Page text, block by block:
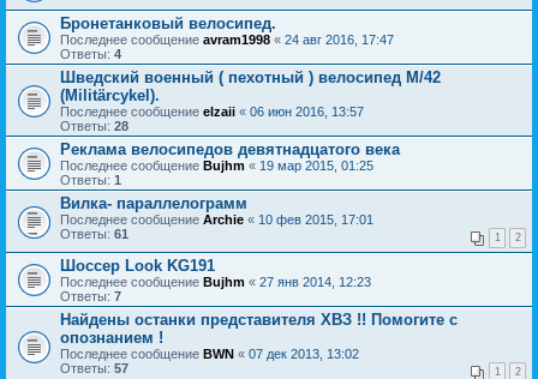
Бронетанковый велосипед.
Последнее сообщение avram1998 « 24 авг 2016, 17:47
Ответы: 4
Шведский военный ( пехотный ) велосипед M/42
(Militärcykel).
Последнее сообщение elzaii « 06 июн 2016, 13:57
Ответы: 28
Реклама велосипедов девятнадцатого века
Последнее сообщение Bujhm « 19 мар 2015, 01:25
Ответы: 1
Вилка- параллелограмм
Последнее сообщение Archie « 10 фев 2015, 17:01
Ответы: 61 1 2
Шоссер Look KG191
Последнее сообщение Bujhm « 27 янв 2014, 12:23
Ответы: 7
Найдены останки представителя ХВЗ !! Помогите с
опознанием !
Последнее сообщение BWN « 07 дек 2013, 13:02
Ответы: 57 1 2